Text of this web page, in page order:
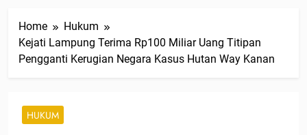
Home
Hukum
Kejati Lampung Terima Rp100 Miliar Uang Titipan
Pengganti Kerugian Negara Kasus Hutan Way Kanan
HUKUM